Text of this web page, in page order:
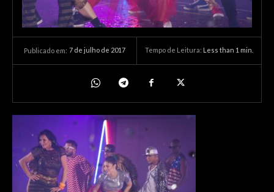
Publicado em: 7 de julho de 2017 Tempo de Leitura: Less than 1 min.